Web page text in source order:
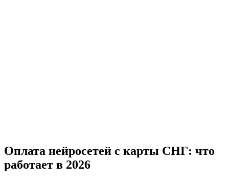
Оплата нейросетей с карты СНГ: что
работает в 2026